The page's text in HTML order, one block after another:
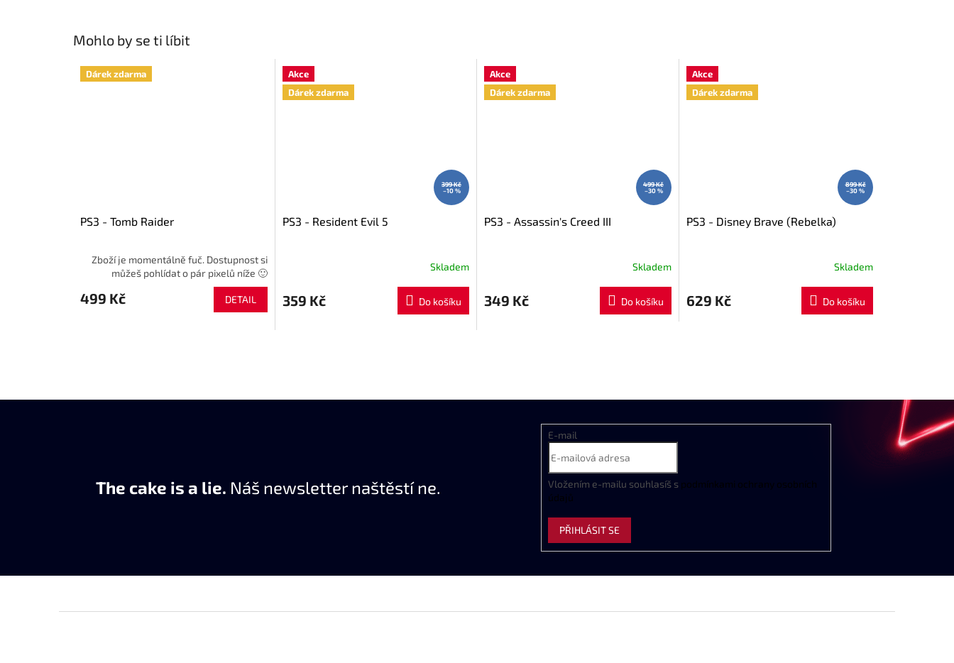
Mohlo by se ti líbit
Dárek zdarma
PS3 - Tomb Raider
Zboží je momentálně fuč. Dostupnost si
můžeš pohlídat o pár pixelů níže 🙂
499 Kč DETAIL
Akce
Dárek zdarma
399 Kč
–10 %
PS3 - Resident Evil 5
Skladem
359 Kč Do košíku
Akce
Dárek zdarma
499 Kč
–30 %
PS3 - Assassin's Creed III
Skladem
349 Kč Do košíku
Akce
Dárek zdarma
899 Kč
–30 %
PS3 - Disney Brave (Rebelka)
Skladem
629 Kč Do košíku
The cake is a lie. Náš newsletter naštěstí ne.
E-mail
Vložením e-mailu souhlasíš s podmínkami ochrany osobních
údajů
PŘIHLÁSIT SE